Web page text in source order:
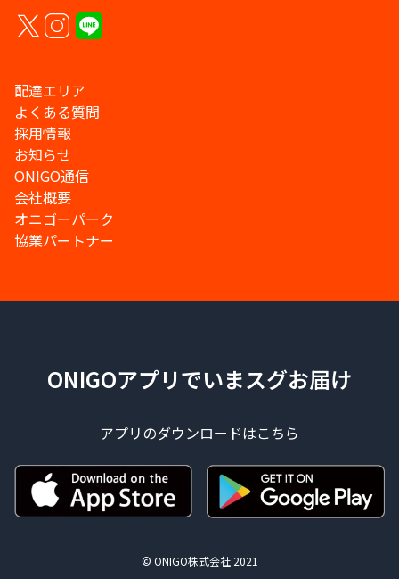
配達エリア
よくある質問
採用情報
お知らせ
ONIGO通信
会社概要
オニゴーパーク
協業パートナー
ONIGOアプリでいまスグお届け
アプリのダウンロードはこちら
© ONIGO株式会社 2021